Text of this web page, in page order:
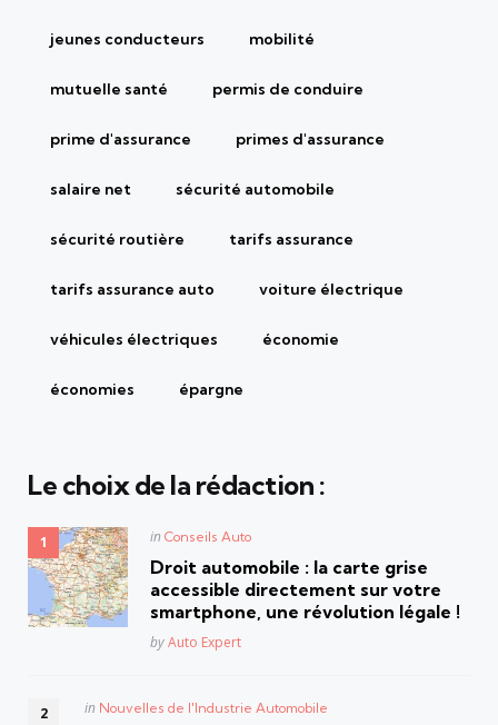
jeunes conducteurs mobilité
mutuelle santé permis de conduire
prime d'assurance primes d'assurance
salaire net sécurité automobile
sécurité routière tarifs assurance
tarifs assurance auto voiture électrique
véhicules électriques économie
économies épargne
Le choix de la rédaction :
Posted
in Conseils Auto
Droit automobile : la carte grise
accessible directement sur votre
smartphone, une révolution légale !
Posted
byAuto Expert
Posted
in Nouvelles de l'Industrie Automobile